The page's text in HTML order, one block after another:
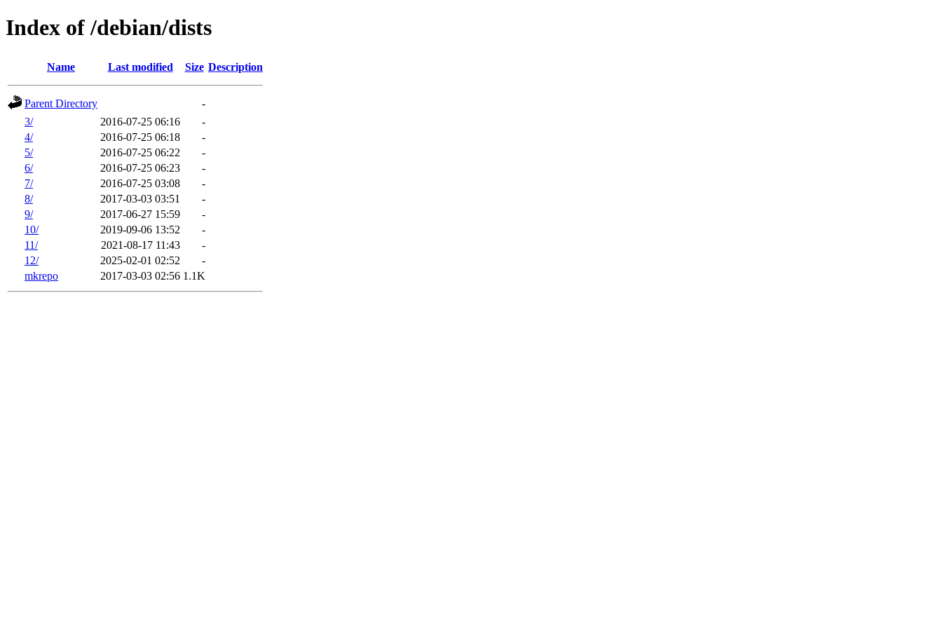
Index of /debian/dists
Name Last modified Size Description
Parent Directory
-
3/
2016-07-25 06:16
-
4/
2016-07-25 06:18
-
5/
2016-07-25 06:22
-
6/
2016-07-25 06:23
-
7/
2016-07-25 03:08
-
8/
2017-03-03 03:51
-
9/
2017-06-27 15:59
-
10/
2019-09-06 13:52
-
11/
2021-08-17 11:43
-
12/
2025-02-01 02:52
-
mkrepo
2017-03-03 02:56 1.1K